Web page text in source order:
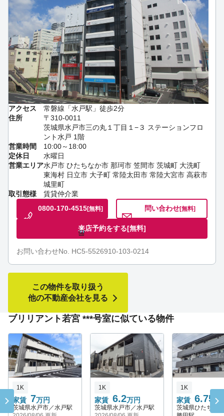
アクセス
常磐線「水戸駅」徒歩2分
住所
〒310-0011
茨城県水戸市三の丸１丁目１−３ ステーションフロ
ント水戸 1階
営業時間
10:00～18:00
定休日
水曜日
営業エリア水戸市 ひたちなか市 那珂市 笠間市 茨城町 大洗町
東海村 日立市 大子町 常陸太田市 常陸大宮市 高萩市
城里町
取引態様
賃貸仲介業
0800-170-4515[無料] 問い合わせ[無料]
来店予約をする[無料]
お問い合わせNo. HC5-5526910-103-0214
この物件を取り扱う
他の不動産会社を見る
ブリリアント若宮 ***号室に似ている物件
家賃 7万円
1K
茨城県水戸市／水戸駅
家賃 6.2万円
1K
茨城県水戸市／水戸駅
家賃 6.75 万
1K
茨城県ひたちな